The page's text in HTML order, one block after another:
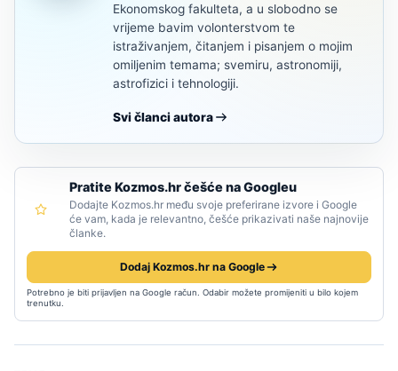
Ekonomskog fakulteta, a u slobodno se
vrijeme bavim volonterstvom te
istraživanjem, čitanjem i pisanjem o mojim
omiljenim temama; svemiru, astronomiji,
astrofizici i tehnologiji.
Svi članci autora
Pratite Kozmos.hr češće na Googleu
Dodajte Kozmos.hr među svoje preferirane izvore i Google
će vam, kada je relevantno, češće prikazivati naše najnovije
članke.
Dodaj Kozmos.hr na Google
Potrebno je biti prijavljen na Google račun. Odabir možete promijeniti u bilo kojem
trenutku.